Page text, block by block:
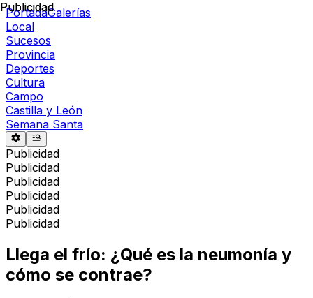
PortadaGalerías
Local
Sucesos
Provincia
Deportes
Cultura
Campo
Castilla y León
Semana Santa
Publicidad
Publicidad
Publicidad
Publicidad
Publicidad
Publicidad
Publicidad
Llega el frío: ¿Qué es la neumonía y
cómo se contrae?
Publicidad